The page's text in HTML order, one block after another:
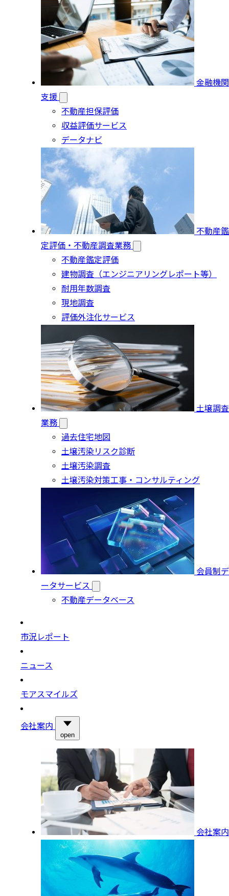
金融機関
支援
不動産担保評価
収益評価サービス
データナビ
不動産鑑
定評価・不動産調査業務
不動産鑑定評価
建物調査（エンジニアリングレポート等）
耐用年数調査
現地調査
評価外注化サービス
土壌調査
業務
過去住宅地図
土壌汚染リスク診断
土壌汚染調査
土壌汚染対策工事・コンサルティング
会員制デ
ータサービス
不動産データベース
市況レポート
ニュース
モアスマイルズ
会社案内
open
会社案内